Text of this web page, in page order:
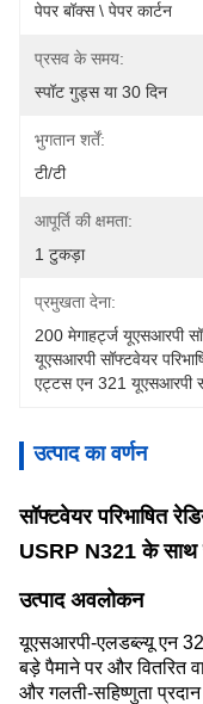
पेपर बॉक्स \ पेपर कार्टन
प्रसव के समय:
स्पॉट गुड्स या 30 दिन
भुगतान शर्तें:
टी/टी
आपूर्ति की क्षमता:
1 टुकड़ा
प्रमुखता देना:
200 मेगाहर्ट्ज यूएसआरपी
यूएसआरपी सॉफ्टवेयर
एट्टस एन 321 यूएसआरपी
उत्पाद का वर्णन
सॉफ्टवेयर परिभाषित
USRP N321 के साथ
उत्पाद अवलोकन
यूएसआरपी-एलडब्ल्यू एन
बड़े पैमाने पर और वितरित
और गलती-सहिष्णुता